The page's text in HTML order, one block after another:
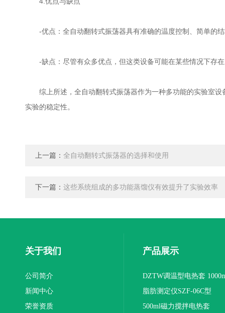
-优点：全自动翻转式振荡器具有准确的温度控制、简单的结
-缺点：尽管有众多优点，但这类设备可能在某些情况下存在
综上所述，全自动翻转式振荡器作为一种多功能的实验室设
实验的稳定性。
上一篇： 全自动翻转式振荡器的选择和使用
下一篇： 这些系统组成的多功能蒸馏仪有效提升了实验效率
关于我们
公司简介
新闻中心
荣誉资质
产品展示
DZTW调温型电热套
联
脂肪测定仪SZF-06C型
500ml磁力搅拌电热套